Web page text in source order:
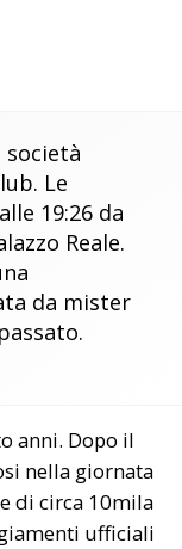
Le
19:26 da
Reale.
da mister
anni. Dopo il
nella giornata
di circa 10mila
ufficiali